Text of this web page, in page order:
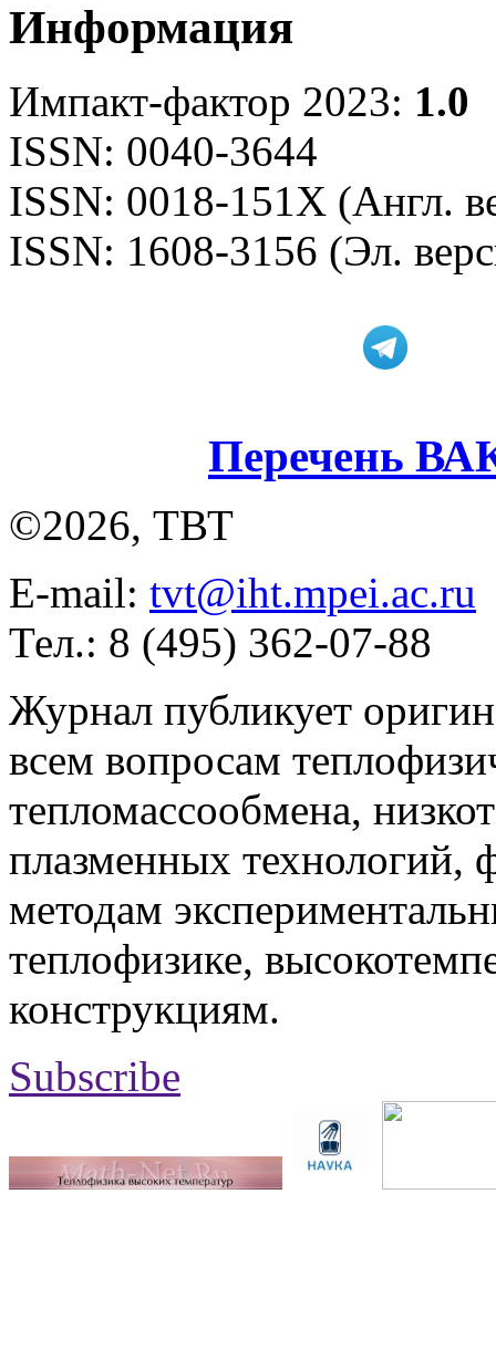
Информация
Импакт-фактор 2023: 1.0
ISSN: 0040-3644
ISSN: 0018-151X (Англ.
ISSN: 1608-3156 (Эл.
Перечень
©2026, ТВТ
E-mail: tvt@iht.mpei.ac.ru
Тел.: 8 (495) 362-07-88
Журнал публикует
всем вопросам
тепломассообмена,
плазменных технологий,
методам
теплофизике,
конструкциям.
Subscribe